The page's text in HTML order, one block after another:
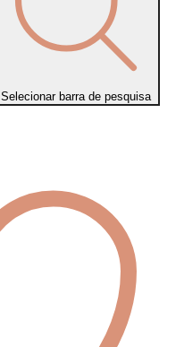
Selecionar barra de pesquisa